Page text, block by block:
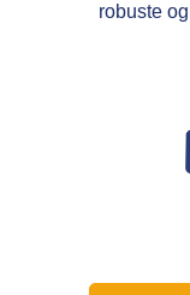
robuste